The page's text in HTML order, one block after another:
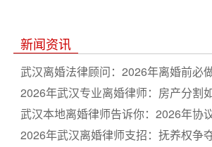
新闻资讯
武汉离婚法律顾问：2026年离婚前必
2026年武汉专业离婚律师：房产分割
武汉本地离婚律师告诉你：2026年协
何选
2026年武汉离婚律师支招：抚养权争